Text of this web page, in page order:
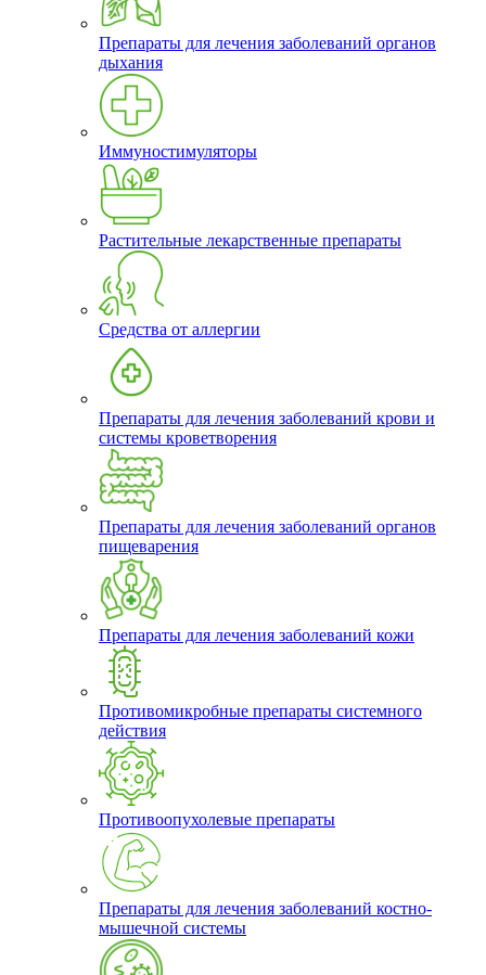
Препараты для лечения заболеваний органов
дыхания
Иммуностимуляторы
Растительные лекарственные препараты
Средства от аллергии
Препараты для лечения заболеваний крови и
системы кроветворения
Препараты для лечения заболеваний органов
пищеварения
Препараты для лечения заболеваний кожи
Противомикробные препараты системного
действия
Противоопухолевые препараты
Препараты для лечения заболеваний костно-
мышечной системы